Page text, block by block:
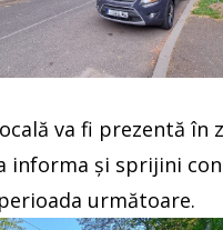
va fi prezentă în
informa și sprijini
următoare.